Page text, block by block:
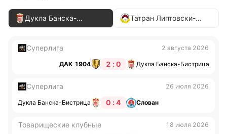
Дукла Банска-
Бистрица
Татран Липтовски-
Суперлига 2 августа 2026
ДАК 1904 2 : 0 Дукла Банска-Бистрица
Суперлига 26 июля 2026
Дукла Банска-Бистрица 0 : 4 Слован
Товарищеские клубные
18 июля 2026